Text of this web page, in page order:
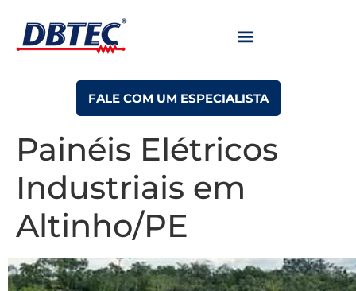
FALE COM UM ESPECIALISTA
Painéis Elétricos
Industriais em
Altinho/PE